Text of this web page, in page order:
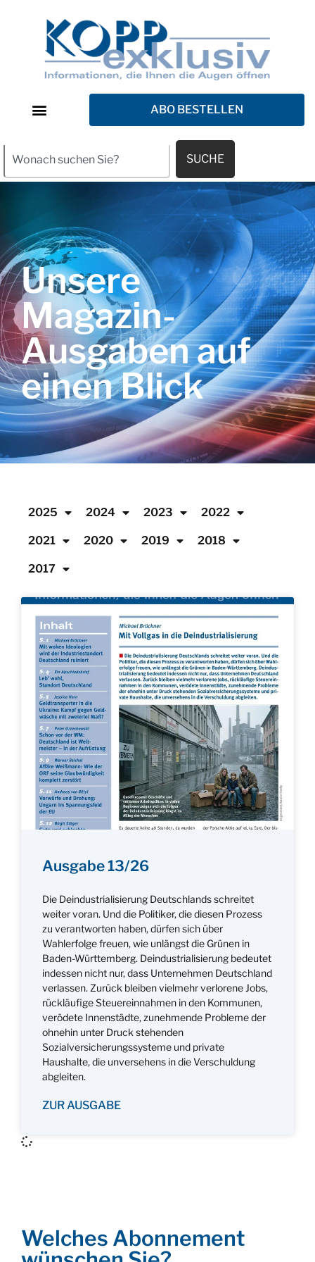
ABO BESTELLEN
SUCHE
Unsere
Magazin-
Ausgaben auf
einen Blick
2025 2024 2023 2022
2021 2020 2019 2018
2017
Ausgabe 13/26
Die Deindustrialisierung Deutschlands schreitet
weiter voran. Und die Politiker, die diesen Prozess
zu verantworten haben, dürfen sich über
Wahlerfolge freuen, wie unlängst die Grünen in
Baden-Württemberg. Deindustrialisierung bedeutet
indessen nicht nur, dass Unternehmen Deutschland
verlassen. Zurück bleiben vielmehr verlorene Jobs,
rückläufige Steuereinnahmen in den Kommunen,
verödete Innenstädte, zunehmende Probleme der
ohnehin unter Druck stehenden
Sozialversicherungssysteme und private
Haushalte, die unversehens in die Verschuldung
abgleiten.
ZUR AUSGABE
Welches Abonnement